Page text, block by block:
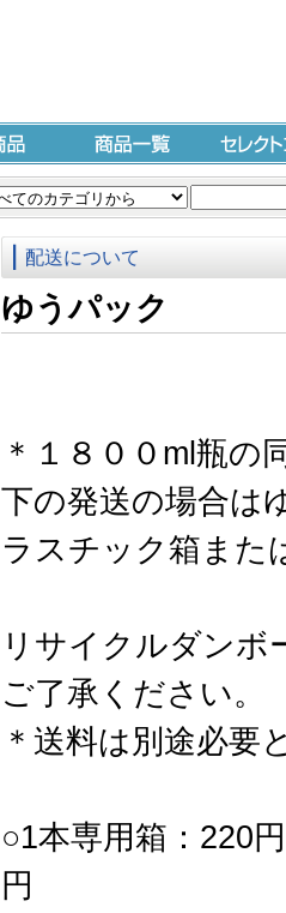
商品一覧 セレクト
配送について
ゆうパック
＊１８００ml瓶の
下の発送の場合は
ラスチック箱また
リサイクルダンボ
ご了承ください。
＊送料は別途必要
○1本専用箱：
円